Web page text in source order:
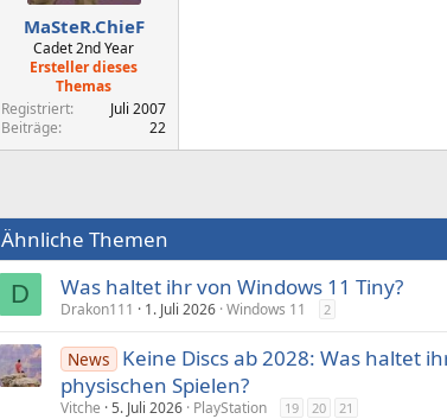
MaSteR.ChieF
Cadet 2nd Year
Ersteller dieses
Themas
Registriert
Juli 2007
Beiträge
22
Ähnliche Themen
D Was haltet ihr von Windows 11 Tiny?
Drakon111 1. Juli 2026 Windows 11 2
News
Keine Discs ab 2028: Was haltet
physischen Spielen?
Vitche 5. Juli 2026 PlayStation 19 20 21